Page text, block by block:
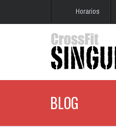
Horarios
BLOG